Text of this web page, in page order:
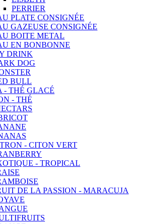
PERRIER
PLATE CONSIGNÉE
GAZEUSE CONSIGNÉE
BOITE METAL
EN BONBONNE
DRINK
DOG
BULL
- THÉ GLACÉ
- THÉ
- CITON VERT
- TROPICAL
DE LA PASSION - MARACUJA